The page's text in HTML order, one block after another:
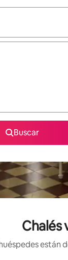
estén
Buscar
Chalés
están